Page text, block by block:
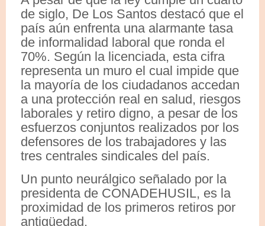
de siglo, De Los Santos destacó que el
país aún enfrenta una alarmante tasa
de informalidad laboral que ronda el
70%. Según la licenciada, esta cifra
representa un muro el cual impide que
la mayoría de los ciudadanos accedan
a una protección real en salud, riesgos
laborales y retiro digno, a pesar de los
esfuerzos conjuntos realizados por los
defensores de los trabajadores y las
tres centrales sindicales del país.
Un punto neurálgico señalado por la
presidenta de CONADEHUSIL, es la
proximidad de los primeros retiros por
antigüedad.